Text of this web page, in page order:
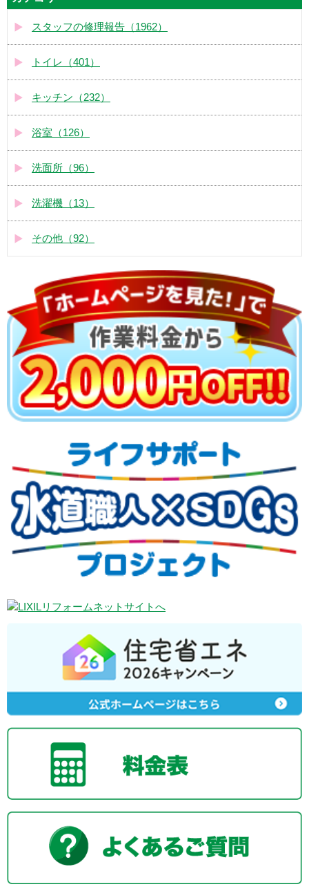
スタッフの修理報告（1962）
トイレ（401）
キッチン（232）
浴室（126）
洗面所（96）
洗濯機（13）
その他（92）